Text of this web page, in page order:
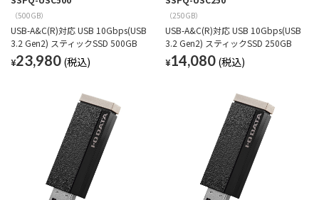
（500GB）
USB-A&C(R)対応 USB 10Gbps(USB
3.2 Gen2) スティックSSD 500GB
¥23,980
（250GB）
USB-A&C(R)対応 USB 10Gbps(USB
3.2 Gen2) スティックSSD 250GB
¥14,080